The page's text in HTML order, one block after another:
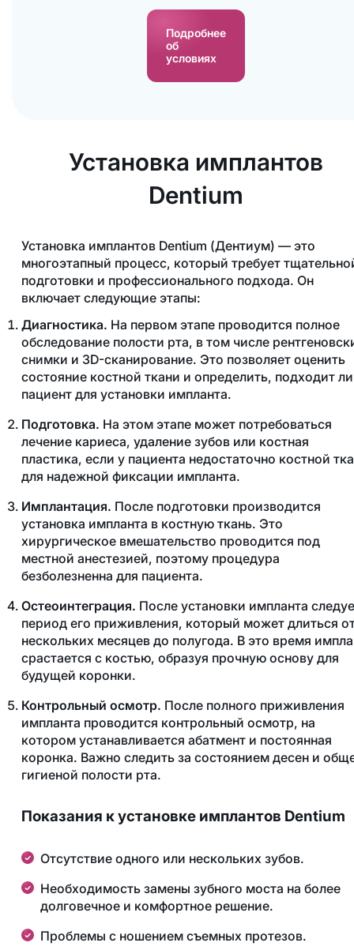
Подробнее
об
условиях
Установка имплантов
Dentium
Установка имплантов Dentium (Дентиум) — это
многоэтапный процесс, который требует
подготовки и профессионального подхода. Он
включает следующие этапы:
Диагностика. На первом этапе проводится полное
обследование полости рта, в том числе
снимки и 3D-сканирование. Это позволяет оценить
состояние костной ткани и определить, подходит ли
пациент для установки импланта.
Подготовка. На этом этапе может потребоваться
лечение кариеса, удаление зубов или костная
пластика, если у пациента недостаточно костной
для надежной фиксации импланта.
Имплантация. После подготовки производится
установка импланта в костную ткань. Это
хирургическое вмешательство проводится под
местной анестезией, поэтому процедура
безболезненна для пациента.
Остеоинтеграция. После установки импланта
период его приживления, который может длиться
нескольких месяцев до полугода. В это время
срастается с костью, образуя прочную основу для
будущей коронки.
Контрольный осмотр. После полного приживления
импланта проводится контрольный осмотр, на
котором устанавливается абатмент и постоянная
коронка. Важно следить за состоянием десен и
гигиеной полости рта.
Показания к установке имплантов Dentium
Отсутствие одного или нескольких зубов.
Необходимость замены зубного моста на более
долговечное и комфортное решение.
Проблемы с ношением съемных протезов.